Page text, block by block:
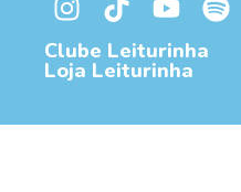
Clube Leiturinha
Loja Leiturinha